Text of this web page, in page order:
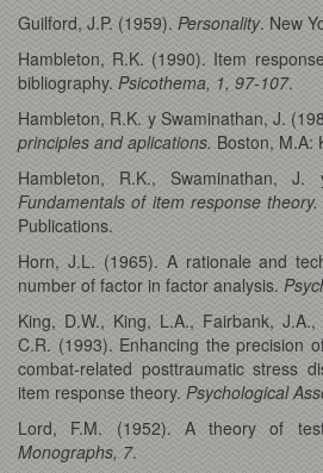
Guilford, J.P. (1959). Personality. New
Hambleton, R.K. (1990). Item
bibliography. Psicothema, 1, 97-107.
Hambleton, R.K. y Swaminathan, J.
principles and aplications. Boston, M.A:
Hambleton, R.K., Swaminathan,
Fundamentals of item response theory.
Publications.
Horn, J.L. (1965). A rationale and
number of factor in factor analysis.
King, D.W., King, L.A., Fairbank,
C.R. (1993). Enhancing the precision
combat-related posttraumatic stress
item response theory. Psychological
Lord, F.M. (1952). A theory of
Monographs, 7.